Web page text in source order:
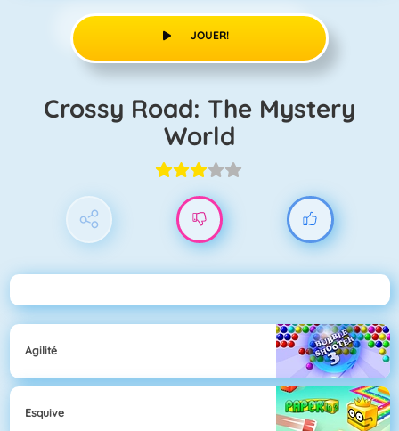
JOUER!
Crossy Road: The Mystery
World
Agilité
Esquive